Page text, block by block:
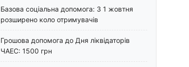
Базова соціальна допомога: З 1 жовтня
розширено коло отримувачів
Грошова допомога до Дня ліквідаторів
ЧАЕС: 1500 грн